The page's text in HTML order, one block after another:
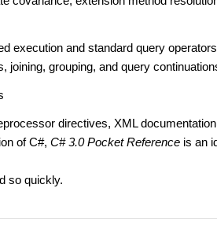
execution and standard query
joining, grouping, and query
directives, XML
of C#, C# 3.0 Pocket Reference is an
so quickly.